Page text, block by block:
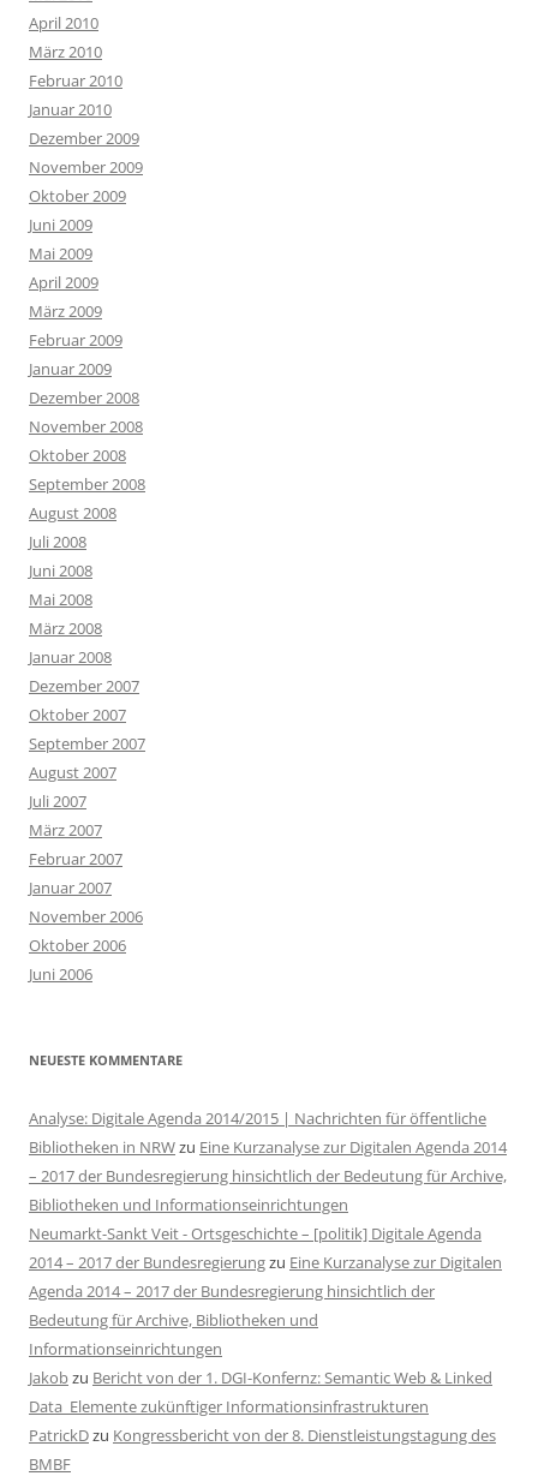
April 2010
März 2010
Februar 2010
Januar 2010
Dezember 2009
November 2009
Oktober 2009
Juni 2009
Mai 2009
April 2009
März 2009
Februar 2009
Januar 2009
Dezember 2008
November 2008
Oktober 2008
September 2008
August 2008
Juli 2008
Juni 2008
Mai 2008
März 2008
Januar 2008
Dezember 2007
Oktober 2007
September 2007
August 2007
Juli 2007
März 2007
Februar 2007
Januar 2007
November 2006
Oktober 2006
Juni 2006
NEUESTE KOMMENTARE
Analyse: Digitale Agenda 2014/2015 | Nachrichten für öffentliche
Bibliotheken in NRWzu Eine Kurzanalyse zur Digitalen Agenda 2014
– 2017 der Bundesregierung hinsichtlich der Bedeutung für Archive,
Bibliotheken und Informationseinrichtungen
Neumarkt-Sankt Veit - Ortsgeschichte – [politik] Digitale Agenda
2014 – 2017 der Bundesregierungzu Eine Kurzanalyse zur Digitalen
Agenda 2014 – 2017 der Bundesregierung hinsichtlich der
Bedeutung für Archive, Bibliotheken und
Informationseinrichtungen
Jakobzu Bericht von der 1. DGI-Konfernz: Semantic Web & Linked
Data  Elemente zukünftiger Informationsinfrastrukturen
PatrickDzu Kongressbericht von der 8. Dienstleistungstagung des
BMBF